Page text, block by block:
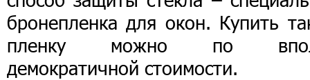
бронепленка для окон. Купить
пленку можно по
демократичной стоимости.